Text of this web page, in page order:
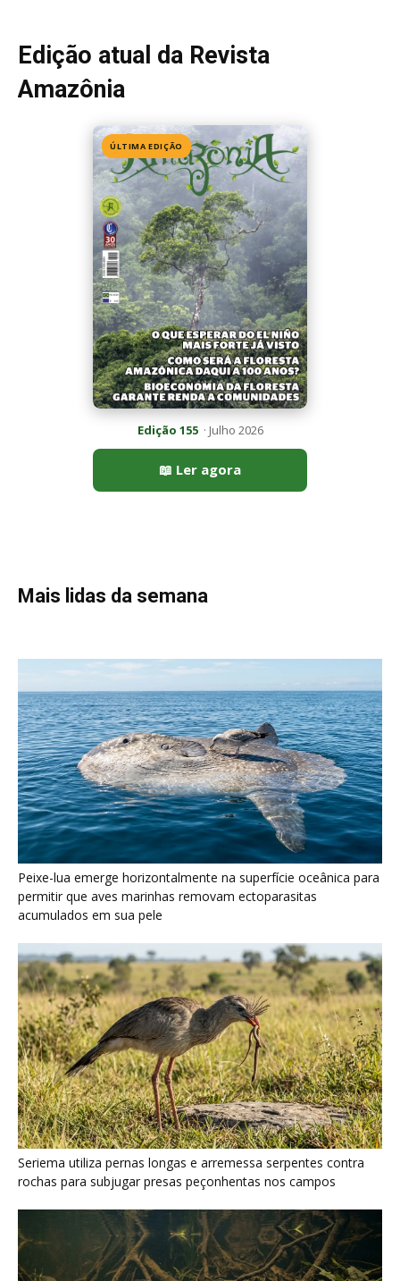
Edição 155· Julho 2026
📖 Ler agora
Mais lidas da semana
Peixe-lua emerge horizontalmente na superfície oceânica para
permitir que aves marinhas removam ectoparasitas
Seriema utiliza pernas longas e arremessa serpentes contra
rochas para subjugar presas peçonhentas nos campos
Poraquê sincroniza descargas elétricas em grupo para
amplificar campo elétrico e atordoar cardumes de peixes
maiores na Amazônia